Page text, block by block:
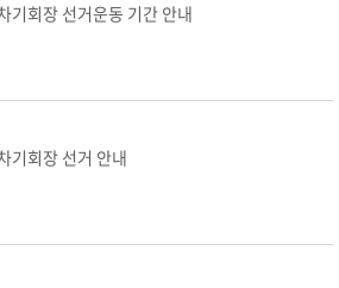
기회장 선거운동 기간 안내
기회장 선거 안내